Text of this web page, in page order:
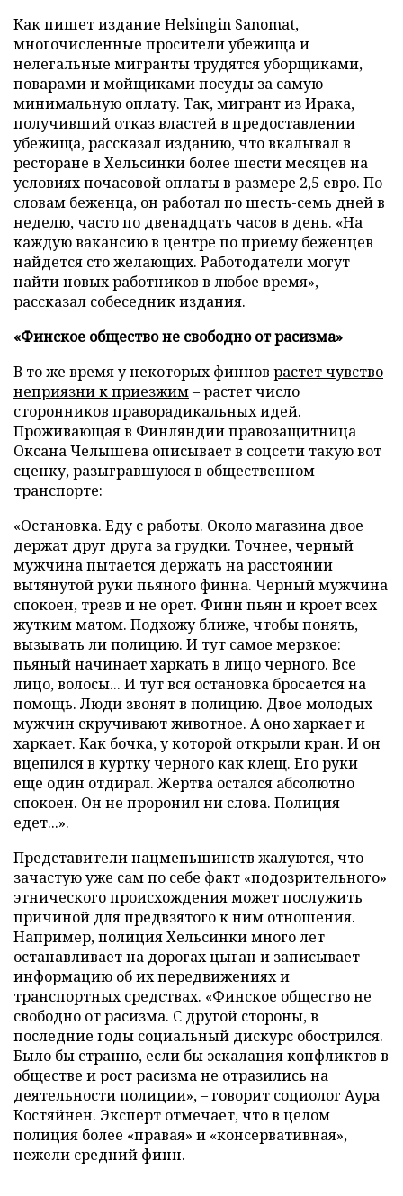
Как пишет издание Helsingin Sanomat,
многочисленные просители убежища и
нелегальные мигранты трудятся уборщиками,
поварами и мойщиками посуды за самую
минимальную оплату. Так, мигрант из Ирака,
получивший отказ властей в предоставлении
убежища, рассказал изданию, что вкалывал в
ресторане в Хельсинки более шести месяцев на
условиях почасовой оплаты в размере 2,5 евро. По
словам беженца, он работал по шесть-семь дней в
неделю, часто по двенадцать часов в день. «На
каждую вакансию в центре по приему беженцев
найдется сто желающих. Работодатели могут
найти новых работников в любое время», –
рассказал собеседник издания.
«Финское общество не свободно от расизма»
В то же время у некоторых финнов растет чувство
неприязни к приезжим– растет число
сторонников праворадикальных идей.
Проживающая в Финляндии правозащитница
Оксана Челышева описывает в соцсети такую вот
сценку, разыгравшуюся в общественном
транспорте:
«Остановка. Еду с работы. Около магазина двое
держат друг друга за грудки. Точнее, черный
мужчина пытается держать на расстоянии
вытянутой руки пьяного финна. Черный мужчина
спокоен, трезв и не орет. Финн пьян и кроет всех
жутким матом. Подхожу ближе, чтобы понять,
вызывать ли полицию. И тут самое мерзкое:
пьяный начинает харкать в лицо черного. Все
лицо, волосы... И тут вся остановка бросается на
помощь. Люди звонят в полицию. Двое молодых
мужчин скручивают животное. А оно харкает и
харкает. Как бочка, у которой открыли кран. И он
вцепился в куртку черного как клещ. Его руки
еще один отдирал. Жертва остался абсолютно
спокоен. Он не проронил ни слова. Полиция
едет...».
Представители нацменьшинств жалуются, что
зачастую уже сам по себе факт «подозрительного»
этнического происхождения может послужить
причиной для предвзятого к ним отношения.
Например, полиция Хельсинки много лет
останавливает на дорогах цыган и записывает
информацию об их передвижениях и
транспортных средствах. «Финское общество не
свободно от расизма. С другой стороны, в
последние годы социальный дискурс обострился.
Было бы странно, если бы эскалация конфликтов в
обществе и рост расизма не отразились на
деятельности полиции», –говорит социолог Аура
Костяйнен. Эксперт отмечает, что в целом
полиция более «правая» и «консервативная»,
нежели средний финн.